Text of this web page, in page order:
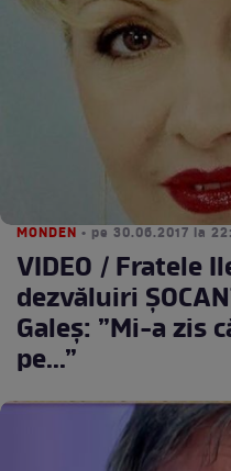
MONDEN • pe 30.06.2017 la
VIDEO / Fratele
dezvăluiri
Galeș: ”Mi-a zis
pe...”